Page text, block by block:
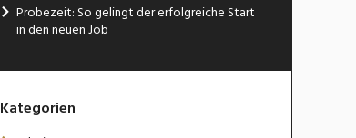
Probezeit: So gelingt der erfolgreiche Start
in den neuen Job
Kategorien